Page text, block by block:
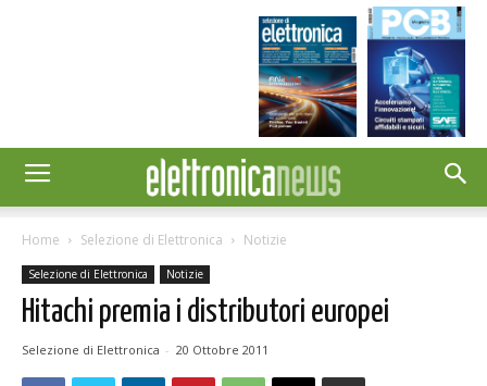
Home Selezione di Elettronica Notizie
Selezione di Elettronica Notizie
Hitachi premia i distributori europei
Selezione di Elettronica - 20 Ottobre 2011